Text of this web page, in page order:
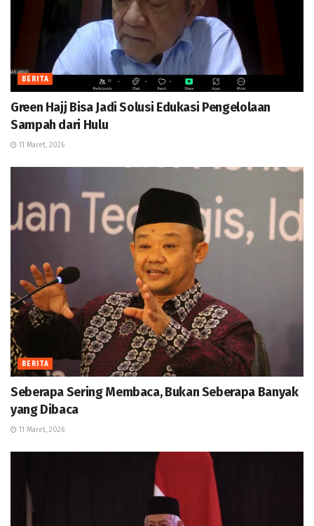
BERITA
Green Hajj Bisa Jadi Solusi Edukasi Pengelolaan
Sampah dari Hulu
11 Maret, 2026
BERITA
Seberapa Sering Membaca, Bukan Seberapa Banyak
yang Dibaca
11 Maret, 2026